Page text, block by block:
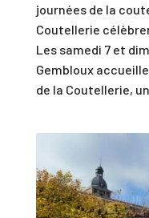
journées de la
Coutellerie
Les samedi 7 et
Gembloux
de la Coutellerie,